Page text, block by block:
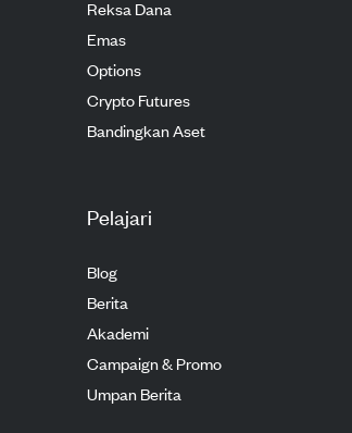
Reksa Dana
Emas
Options
Crypto Futures
Bandingkan Aset
Pelajari
Blog
Berita
Akademi
Campaign & Promo
Umpan Berita